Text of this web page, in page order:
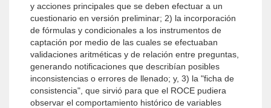
y acciones principales que se deben efectuar a un
cuestionario en versión preliminar; 2) la incorporación
de fórmulas y condicionales a los instrumentos de
captación por medio de las cuales se efectuaban
validaciones aritméticas y de relación entre preguntas,
generando notificaciones que describían posibles
inconsistencias o errores de llenado; y, 3) la "ficha de
consistencia", que sirvió para que el ROCE pudiera
observar el comportamiento histórico de variables